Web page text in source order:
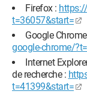
Firefox :
t=36057&start=
Google
google-chrome/
Internet
de recherche :
t=41399&start=